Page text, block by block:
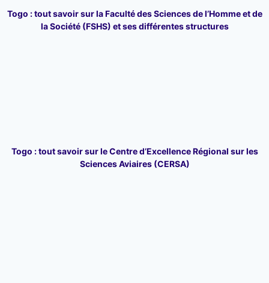
Togo : tout savoir sur la Faculté des Sciences de l’Homme et de
la Société (FSHS) et ses différentes structures
Togo : tout savoir sur le Centre d’Excellence Régional sur les
Sciences Aviaires (CERSA)